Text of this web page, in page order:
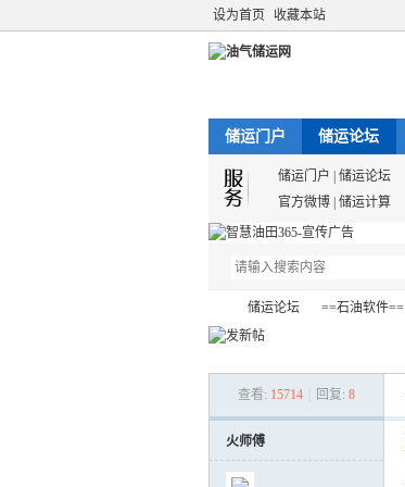
设为首页 收藏本站
储运门户 储运论坛
储运门户 储运论坛
官方微博 储运计算
储运论坛
›
==石油软件==
查看: 15714 回复: 8
火师傅